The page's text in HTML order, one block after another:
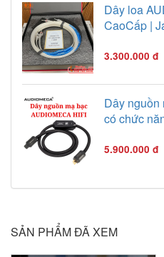
Dây loa
CaoCấp |
3.300.000 đ
Dây nguồn
có chức
5.900.000 đ
SẢN PHẨM ĐÃ XEM